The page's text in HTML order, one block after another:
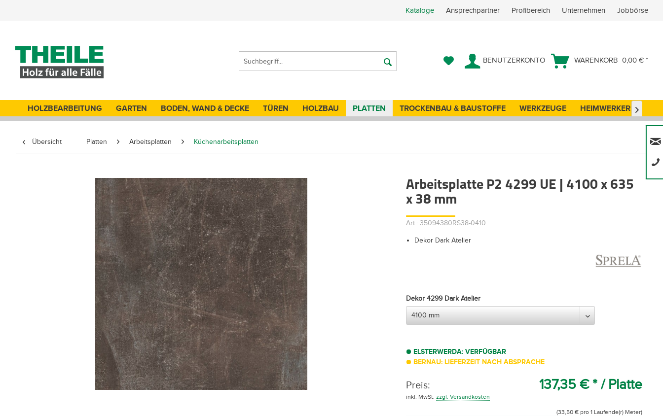
Kataloge Ansprechpartner Profibereich Unternehmen Jobbörse
BENUTZERKONTO WARENKORB 0,00 € *
HOLZBEARBEITUNG GARTEN BODEN, WAND & DECKE TÜREN HOLZBAU PLATTEN TROCKENBAU & BAUSTOFFE WERKZEUGE HEIMWERKER 
Übersicht Platten Arbeitsplatten Küchenarbeitsplatten
Arbeitsplatte P2 4299 UE | 4100 x 635
x 38 mm
Art.: 35094380RS38-0410
Dekor Dark Atelier
Dekor 4299 Dark Atelier
ELSTERWERDA: VERFÜGBAR
BERNAU: LIEFERZEIT NACH ABSPRACHE
Preis: 137,35 € * / Platte
inkl. MwSt.zzgl. Versandkosten
(33,50 € pro 1 Laufende(r) Meter)